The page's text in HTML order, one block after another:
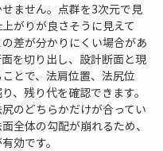
ません。点群を3次元で見
がりが良さそうに見えて
差が分かりにくい場合があ
を切り出し、設計断面と現
とで、法肩位置、法尻位
、残り代を確認できます。
のどちらかだけが合ってい
全体の勾配が崩れるため、
効です。